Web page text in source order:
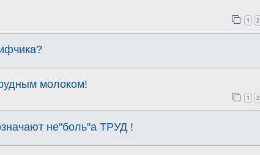
1 2
молоком!
1 2
не"боль"а ТРУД !